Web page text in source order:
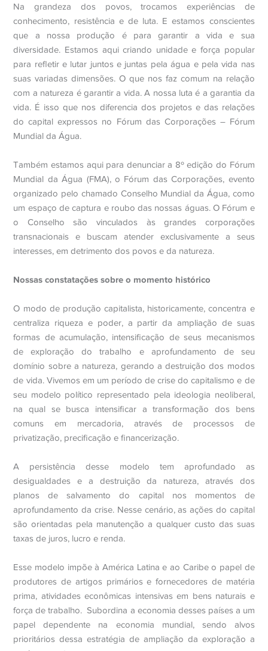
Na grandeza dos povos, trocamos experiências de
conhecimento, resistência e de luta. E estamos conscientes
que a nossa produção é para garantir a vida e sua
diversidade. Estamos aqui criando unidade e força popular
para refletir e lutar juntos e juntas pela água e pela vida nas
suas variadas dimensões. O que nos faz comum na relação
com a natureza é garantir a vida. A nossa luta é a garantia da
vida. É isso que nos diferencia dos projetos e das relações
do capital expressos no Fórum das Corporações – Fórum
Mundial da Água.
Também estamos aqui para denunciar a 8º edição do Fórum
Mundial da Água (FMA), o Fórum das Corporações, evento
organizado pelo chamado Conselho Mundial da Água, como
um espaço de captura e roubo das nossas águas. O Fórum e
o Conselho são vinculados às grandes corporações
transnacionais e buscam atender exclusivamente a seus
interesses, em detrimento dos povos e da natureza.
Nossas constatações sobre o momento histórico
O modo de produção capitalista, historicamente, concentra e
centraliza riqueza e poder, a partir da ampliação de suas
formas de acumulação, intensificação de seus mecanismos
de exploração do trabalho e aprofundamento de seu
domínio sobre a natureza, gerando a destruição dos modos
de vida. Vivemos em um período de crise do capitalismo e de
seu modelo político representado pela ideologia neoliberal,
na qual se busca intensificar a transformação dos bens
comuns em mercadoria, através de processos de
privatização, precificação e financerização.
A persistência desse modelo tem aprofundado as
desigualdades e a destruição da natureza, através dos
planos de salvamento do capital nos momentos de
aprofundamento da crise. Nesse cenário, as ações do capital
são orientadas pela manutenção a qualquer custo das suas
taxas de juros, lucro e renda.
Esse modelo impõe à América Latina e ao Caribe o papel de
produtores de artigos primários e fornecedores de matéria
prima, atividades econômicas intensivas em bens naturais e
força de trabalho. Subordina a economia desses países a um
papel dependente na economia mundial, sendo alvos
prioritários dessa estratégia de ampliação da exploração a